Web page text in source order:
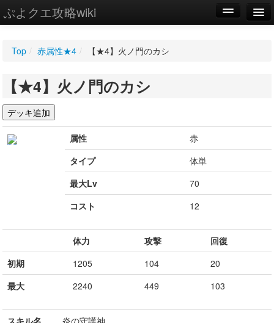
ぷよクエ攻略wiki
WIKI
設定
Top / 赤属性★4 / 【★4】火ノ門のカシ
【★4】火ノ門のカシ
属性
赤
タイプ
体単
最大Lv
70
コスト
12
体力 攻撃
回復
初期
1205 104
20
最大
2240 449 103
スキル名
炎の守護神